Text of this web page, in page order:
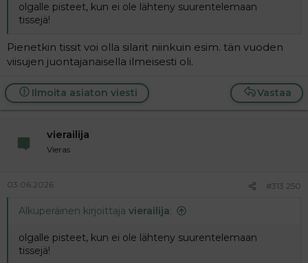
olgalle pisteet, kun ei ole lähteny suurentelemaan
tissejä!
Pienetkin tissit voi olla silarit niinkuin esim. tän vuoden
viisujen juontajanaisella ilmeisesti oli.
Vastaa
Ilmoita asiaton viesti
vierailija
Vieras
03.06.2026 #313 250
Alkuperäinen kirjoittaja vierailija:
olgalle pisteet, kun ei ole lähteny suurentelemaan
tissejä!